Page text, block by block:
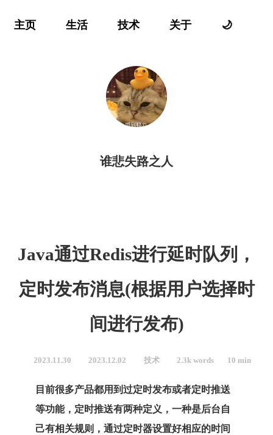
主页 生活 技术 关于 🌙
谁悲失路之人
Java通过Redis进行延时队列，
定时发布消息(根据用户选择时
间进行发布)
2023.11.30 2023.12.02 技术 2.3k words 10 min
目前很多产品都用到过定时发布或者定时推送
等功能，定时推送有两种定义，一种是后台自
己有相关规则，通过定时器设置好相应的时间